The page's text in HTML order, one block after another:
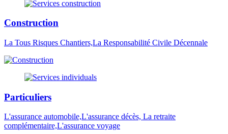
Construction
La Tous Risques Chantiers,La Responsabilité Civile Décennale
Particuliers
L'assurance automobile,L'assurance décès, La retraite
complémentaire,L'assurance voyage